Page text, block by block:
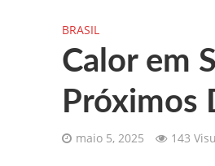
BRASIL
Calor em
Próximos
maio 5, 2025 143